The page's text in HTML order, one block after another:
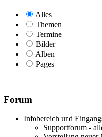
Alles
Themen
Termine
Bilder
Alben
Pages
Forum
Infobereich und
Supportforum -